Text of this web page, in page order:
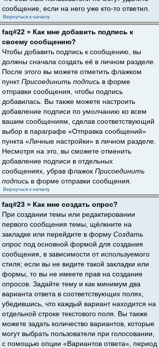
сообщение, если на него уже кто-то ответил.
Вернуться к началу
faq#22 » Как мне добавить подпись к
своему сообщению?
Чтобы добавить подпись к сообщению, вы
должны сначала создать её в личном разделе.
После этого вы можете отметить флажком
пунктПрисоединить подпись в форме
отправки сообщения, чтобы подпись
добавилась. Вы также можете настроить
добавление подписи по умолчанию ко всем
вашим сообщениям, сделав соответствующий
выбор в параграфе «Отправка сообщений»
пункта «Личные настройки» в личном разделе.
Несмотря на это, вы сможете отменить
добавление подписи в отдельных
сообщениях, убрав флажок Присоединить
подпись в форме отправки сообщения.
Вернуться к началу
faq#23 » Как мне создать опрос?
При создании темы или редактировании
первого сообщения темы, щёлкните на
закладке или перейдите в форму Создать
опрос под основной формой для создания
сообщения, в зависимости от используемого
стиля; если вы не видите такой закладки или
формы, то вы не имеете прав на создание
опросов. Задайте тему и как минимум два
варианта ответа в соответствующих полях,
убедившись, что каждый вариант находится на
отдельной строке текстового поля. Вы также
можете задать количество вариантов, которые
могут выбрать пользователи при голосовании,
с помощью опции «Вариантов ответа», период